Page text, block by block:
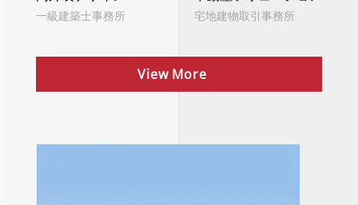
一級建築士事務所 宅地建物取引事務所
View More